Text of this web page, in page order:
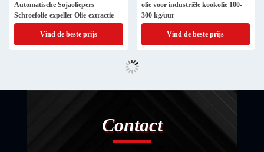
Automatische Sojaoliepers
Schroefolie-expeller Olie-extractie
Vind de beste prijs
olie voor industriële kookolie 100-
300 kg/uur
Vind de beste prijs
Contact